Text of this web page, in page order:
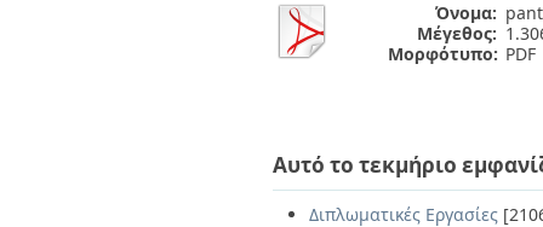
Όνομα:
Μέγεθος:
Μορφότυπο: PDF
Αυτό το τεκμήριο
Διπλωματικές Εργασίες